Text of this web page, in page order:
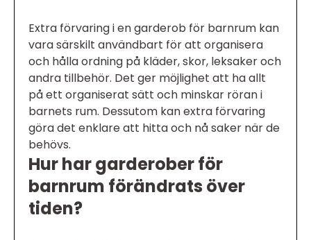
Extra förvaring i en garderob för barnrum kan
vara särskilt användbart för att organisera
och hålla ordning på kläder, skor, leksaker och
andra tillbehör. Det ger möjlighet att ha allt
på ett organiserat sätt och minskar röran i
barnets rum. Dessutom kan extra förvaring
göra det enklare att hitta och nå saker när de
behövs.
Hur har garderober för
barnrum förändrats över
tiden?